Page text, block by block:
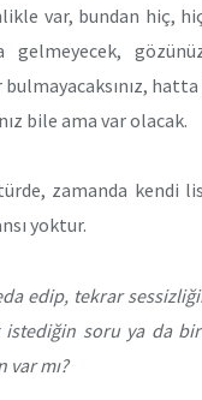
var, bundan hiç,
gelmeyecek,
bulmayacaksınız,
bile ama var olacak.
zamanda kendi
yoktur.
edip, tekrar
istediğin soru ya da
var mı?